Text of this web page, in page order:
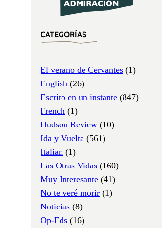
CATEGORÍAS
El verano de Cervantes (1)
English (26)
Escrito en un instante (847)
French (1)
Hudson Review (10)
Ida y Vuelta (561)
Italian (1)
Las Otras Vidas (160)
Muy Interesante (41)
No te veré morir (1)
Noticias (8)
Op-Eds (16)